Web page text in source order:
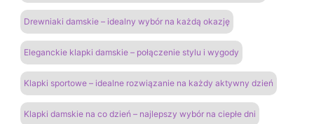
Drewniaki damskie – idealny wybór na każdą okazję
Eleganckie klapki damskie – połączenie stylu i wygody
Klapki sportowe – idealne rozwiązanie na każdy aktywny dzień
Klapki damskie na co dzień – najlepszy wybór na ciepłe dni